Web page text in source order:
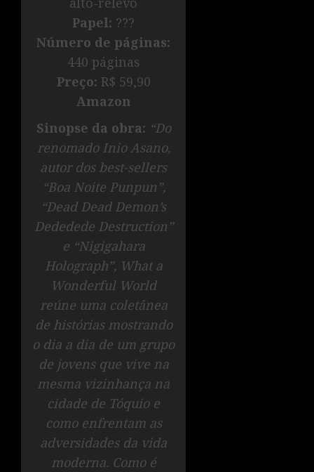
Papel: ???
Número de páginas:
440 páginas
Preço: R$ 59,90
Amazon
Sinopse da obra: “Do
renomado Inio Asano,
autor dos best-sellers
“Boa Noite Punpun”,
“Dead Dead Demon’s
Dededede Destruction”
e “Nigigahara
Holograph”, What a
Wonderful World
reúne uma coletânea
de histórias mostrando
o dia a dia de um grupo
de jovens que vive na
mesma vizinhança na
cidade de Tóquio e
como enfrentam as
adversidades da vida
moderna. Como é